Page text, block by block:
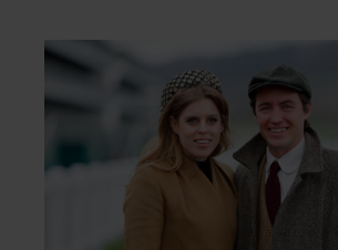
aan herinneringen op. Daar begon
samen en werd dochter Lola geboren.